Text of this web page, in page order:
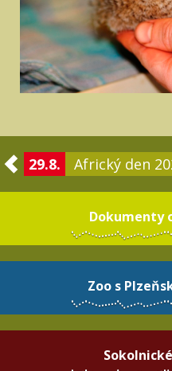
29.8. Africký den
Dokumenty
Zoo s